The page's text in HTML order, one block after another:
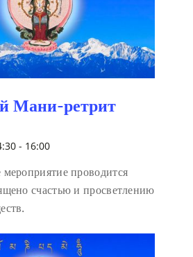
Мани-ретрит
- 16:00
проводится
счастью и просветлению